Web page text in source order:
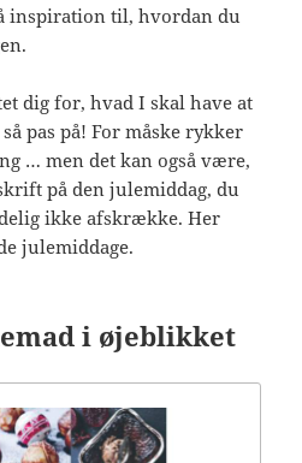
inspiration til, hvordan du
dig for, hvad I skal have at
pas på! For måske rykker
… men det kan også være,
på den julemiddag, du
ikke afskrække. Her
julemiddage.
i øjeblikket